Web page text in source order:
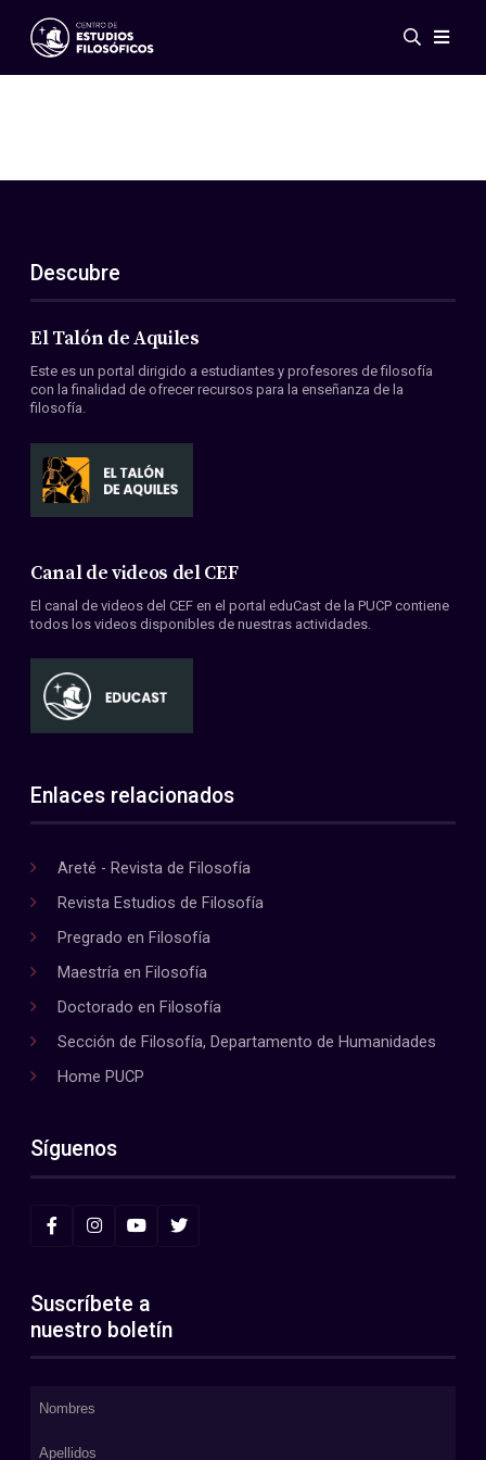
Eventos
ES
EN
Acerca de nosotros
Miembros
Convenios
Descubre
El Talón de Aquiles
Este es un portal dirigido a estudiantes y profesores de filosofía
con la finalidad de ofrecer recursos para la enseñanza de la
filosofía.
Canal de videos del CEF
El canal de videos del CEF en el portal eduCast de la PUCP contiene
todos los videos disponibles de nuestras actividades.
Enlaces relacionados
Areté - Revista de Filosofía
Revista Estudios de Filosofía
Pregrado en Filosofía
Maestría en Filosofía
Doctorado en Filosofía
Sección de Filosofía, Departamento de Humanidades
Home PUCP
Síguenos
Suscríbete a
nuestro boletín